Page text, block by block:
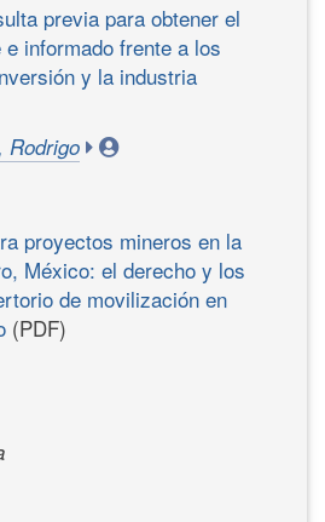
previa para obtener el
informado frente a los
y la industria
Rodrigo
proyectos mineros en la
México: el derecho y los
de movilización en
(PDF)